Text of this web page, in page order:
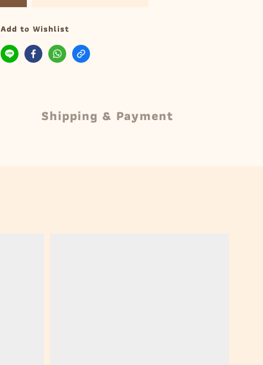
Add to Wishlist
Shipping & Payment